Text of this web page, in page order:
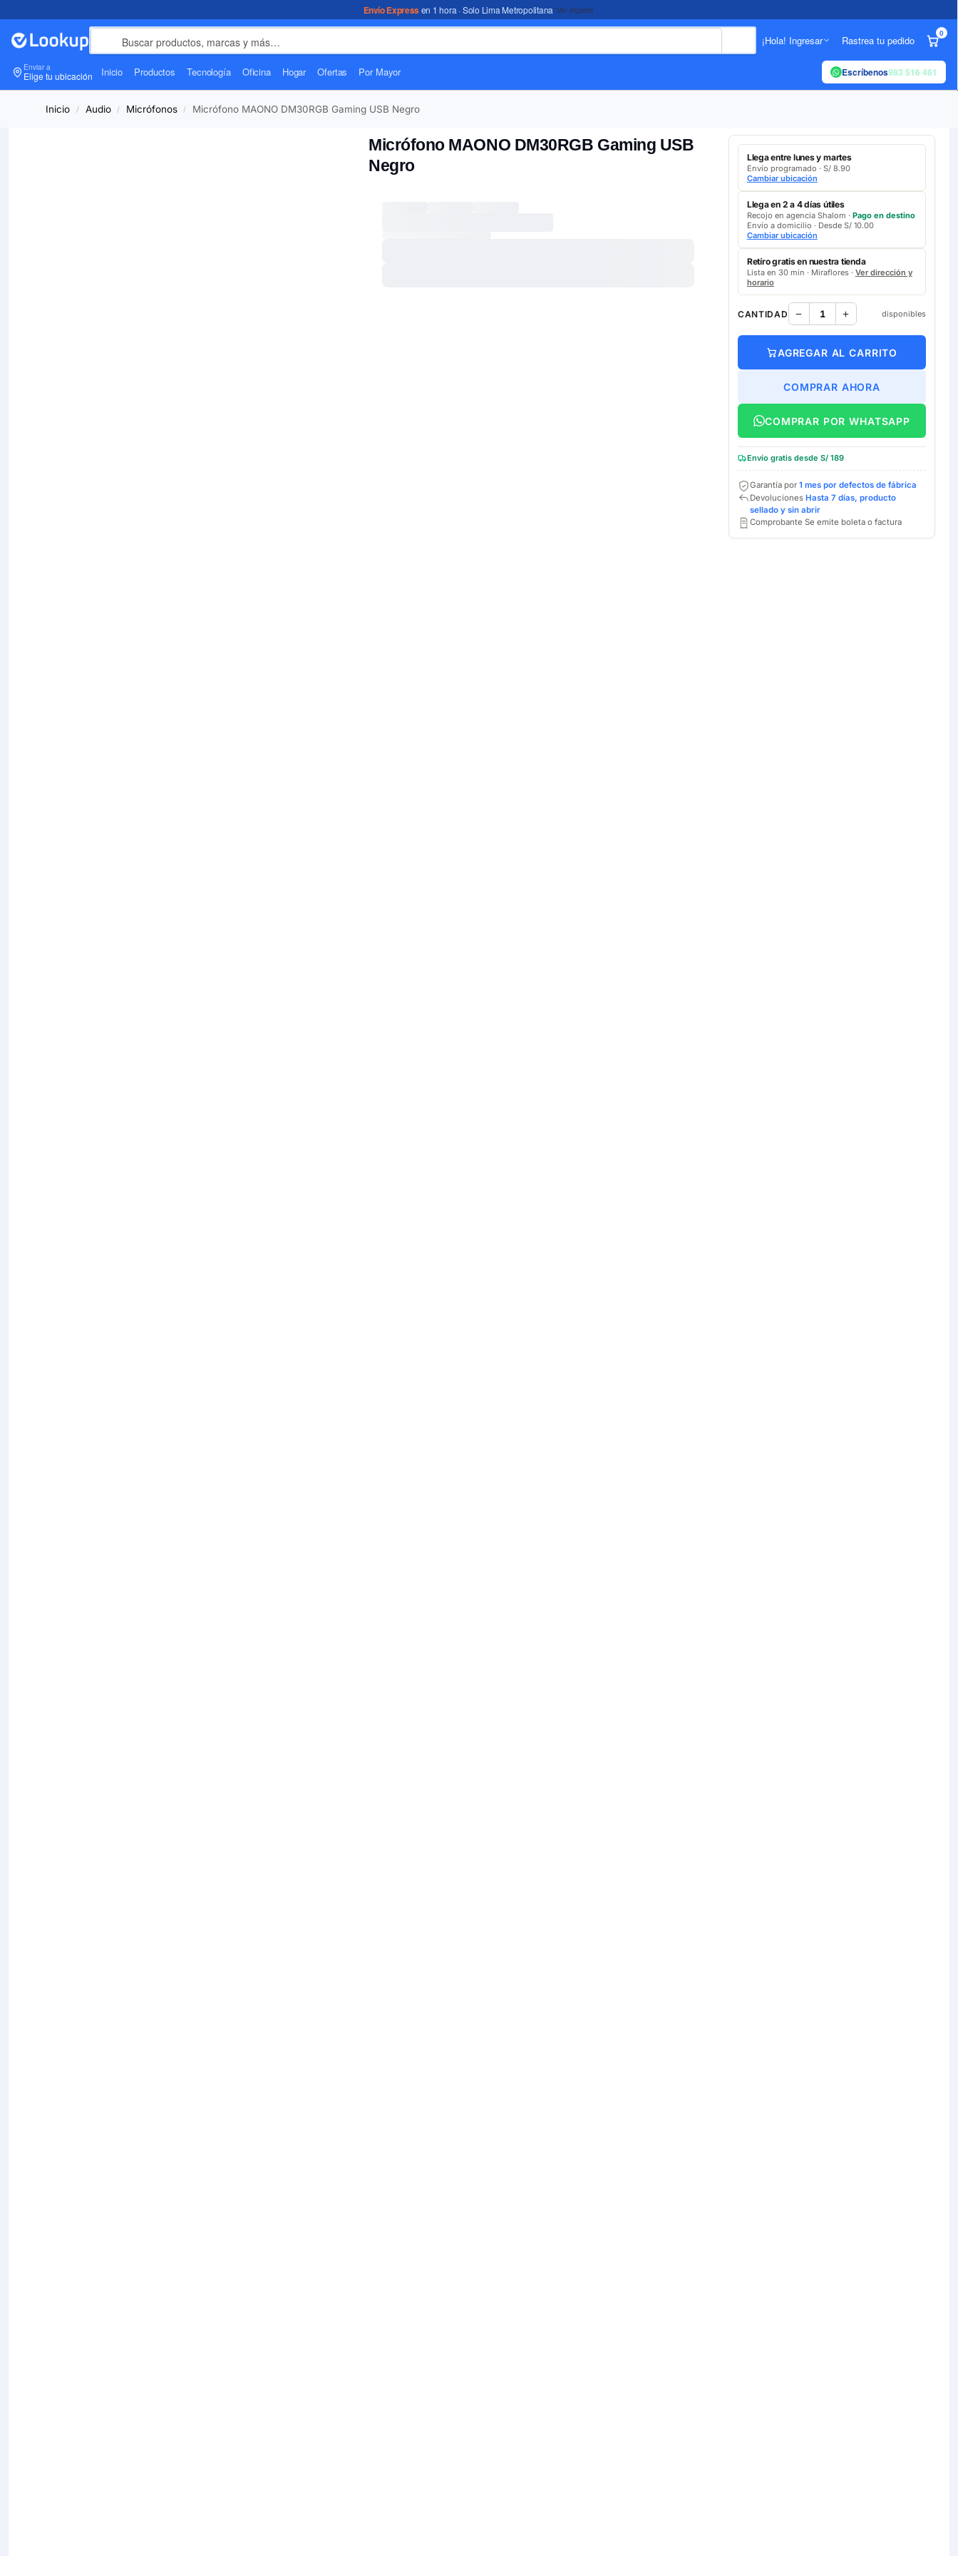
Envío Expressen 1 hora · Solo Lima Metropolitana*Ver legales
¡Hola! Ingresar Rastrea tu pedido
0
Enviar a
Elige tu ubicación Inicio Productos Tecnología Oficina Hogar Ofertas Por Mayor Escríbenos983 516 461
Inicio / Audio / Micrófonos / Micrófono MAONO DM30RGB Gaming USB Negro
Micrófono MAONO DM30RGB Gaming USB
Negro
Llega entre lunes y martes
Envío programado · S/ 8.90
Cambiar ubicación
Llega en 2 a 4 días útiles
Recojo en agencia Shalom · Pago en destino
Envío a domicilio · Desde S/ 10.00
Cambiar ubicación
Retíro gratis en nuestra tienda
Lista en 30 min · Miraflores · Ver dirección y
horario
CANTIDAD disponibles
AGREGAR AL CARRITO
COMPRAR AHORA
COMPRAR POR WHATSAPP
Envío gratis desde S/ 189
Garantía por 1 mes por defectos de fábrica
Devoluciones Hasta 7 días, producto
sellado y sin abrir
Comprobante Se emite boleta o factura